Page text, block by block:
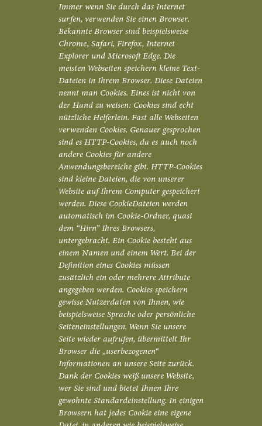
Immer wenn Sie durch das Internet
surfen, verwenden Sie einen Browser.
Bekannte Browser sind beispielsweise
Chrome, Safari, Firefox, Internet
Explorer und Microsoft Edge. Die
meisten Webseiten speichern kleine Text-
Dateien in Ihrem Browser. Diese Dateien
nennt man Cookies. Eines ist nicht von
der Hand zu weisen: Cookies sind echt
nützliche Helferlein. Fast alle Webseiten
verwenden Cookies. Genauer gesprochen
sind es HTTP-Cookies, da es auch noch
andere Cookies für andere
Anwendungsbereiche gibt. HTTP-Cookies
sind kleine Dateien, die von unserer
Website auf Ihrem Computer gespeichert
werden. Diese CookieDateien werden
automatisch im Cookie-Ordner, quasi
dem “Hirn” Ihres Browsers,
untergebracht. Ein Cookie besteht aus
einem Namen und einem Wert. Bei der
Definition eines Cookies müssen
zusätzlich ein oder mehrere Attribute
angegeben werden. Cookies speichern
gewisse Nutzerdaten von Ihnen, wie
beispielsweise Sprache oder persönliche
Seiteneinstellungen. Wenn Sie unsere
Seite wieder aufrufen, übermittelt Ihr
Browser die „userbezogenen“
Informationen an unsere Seite zurück.
Dank der Cookies weiß unsere Website,
wer Sie sind und bietet Ihnen Ihre
gewohnte Standardeinstellung. In einigen
Browsern hat jedes Cookie eine eigene